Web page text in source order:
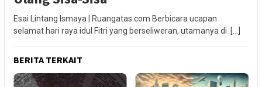
Esai Lintang Ismaya | Ruangatas.com Berbicara ucapan
selamat hari raya idul Fitri yang berseliweran, utamanya di […]
BERITA TERKAIT